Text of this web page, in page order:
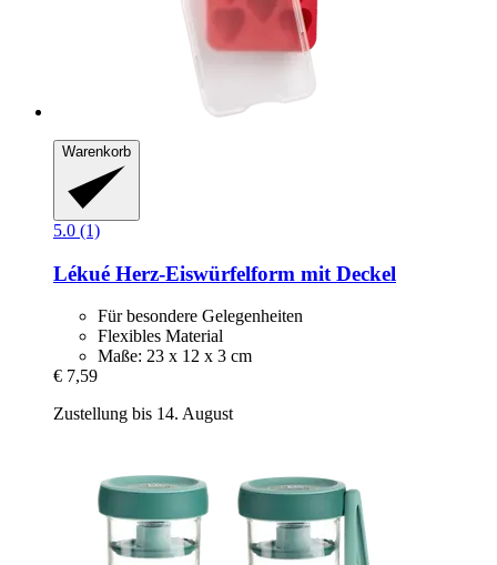
Warenkorb
5.0 (1)
Lékué Herz-​Eiswürfelform mit Deckel
Für besondere Gelegenheiten
Flexibles Material
Maße: 23 x 12 x 3 cm
€ 7,59
Zustellung bis 14. August